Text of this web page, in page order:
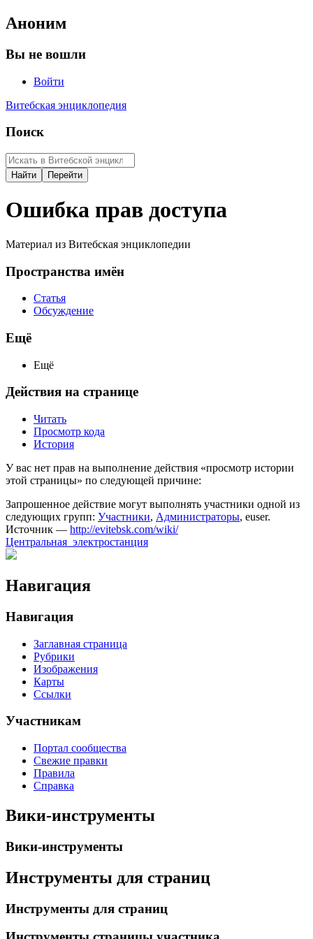
Аноним
Вы не вошли
Войти
Витебская энциклопедия
Поиск
Ошибка прав доступа
Материал из Витебская энциклопедии
Пространства имён
Статья
Обсуждение
Ещё
Ещё
Действия на странице
Читать
Просмотр кода
История
У вас нет прав на выполнение действия «просмотр истории
этой страницы» по следующей причине:
Запрошенное действие могут выполнять участники одной из
следующих групп: Участники, Администраторы, euser.
Источник — http://evitebsk.com/wiki/
Центральная_электростанция
Навигация
Навигация
Заглавная страница
Рубрики
Изображения
Карты
Ссылки
Участникам
Портал сообщества
Свежие правки
Правила
Справка
Вики-инструменты
Вики-инструменты
Инструменты для страниц
Инструменты для страниц